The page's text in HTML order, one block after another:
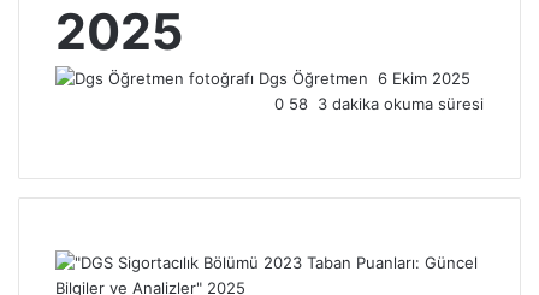
2025
Dgs Öğretmen Bir
e-
6 Ekim 2025
0 58 3 dakika okuma süresi